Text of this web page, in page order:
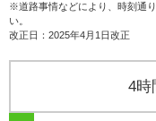
※道路事情などにより、時刻通
い。
改正日：2025年4月1日改正
4時